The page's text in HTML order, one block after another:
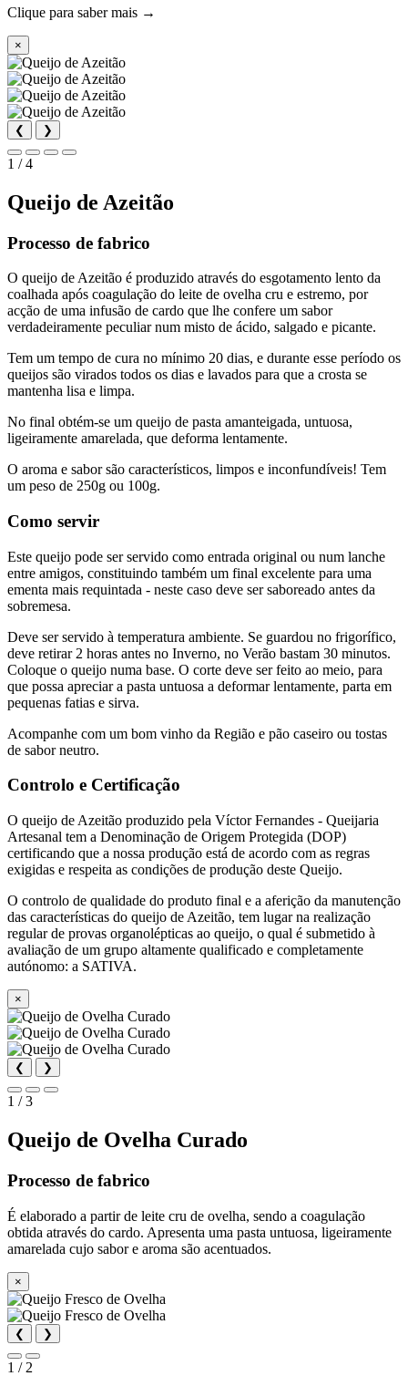
Clique para saber mais →
×
❮ ❯
1 / 4
Queijo de Azeitão
Processo de fabrico
O queijo de Azeitão é produzido através do esgotamento lento da
coalhada após coagulação do leite de ovelha cru e estremo, por
acção de uma infusão de cardo que lhe confere um sabor
verdadeiramente peculiar num misto de ácido, salgado e picante.
Tem um tempo de cura no mínimo 20 dias, e durante esse período os
queijos são virados todos os dias e lavados para que a crosta se
mantenha lisa e limpa.
No final obtém-se um queijo de pasta amanteigada, untuosa,
ligeiramente amarelada, que deforma lentamente.
O aroma e sabor são característicos, limpos e inconfundíveis! Tem
um peso de 250g ou 100g.
Como servir
Este queijo pode ser servido como entrada original ou num lanche
entre amigos, constituindo também um final excelente para uma
ementa mais requintada - neste caso deve ser saboreado antes da
sobremesa.
Deve ser servido à temperatura ambiente. Se guardou no frigorífico,
deve retirar 2 horas antes no Inverno, no Verão bastam 30 minutos.
Coloque o queijo numa base. O corte deve ser feito ao meio, para
que possa apreciar a pasta untuosa a deformar lentamente, parta em
pequenas fatias e sirva.
Acompanhe com um bom vinho da Região e pão caseiro ou tostas
de sabor neutro.
Controlo e Certificação
O queijo de Azeitão produzido pela Víctor Fernandes - Queijaria
Artesanal tem a Denominação de Origem Protegida (DOP)
certificando que a nossa produção está de acordo com as regras
exigidas e respeita as condições de produção deste Queijo.
O controlo de qualidade do produto final e a aferição da manutenção
das características do queijo de Azeitão, tem lugar na realização
regular de provas organolépticas ao queijo, o qual é submetido à
avaliação de um grupo altamente qualificado e completamente
autónomo: a SATIVA.
×
❮ ❯
1 / 3
Queijo de Ovelha Curado
Processo de fabrico
É elaborado a partir de leite cru de ovelha, sendo a coagulação
obtida através do cardo. Apresenta uma pasta untuosa, ligeiramente
amarelada cujo sabor e aroma são acentuados.
×
❮ ❯
1 / 2